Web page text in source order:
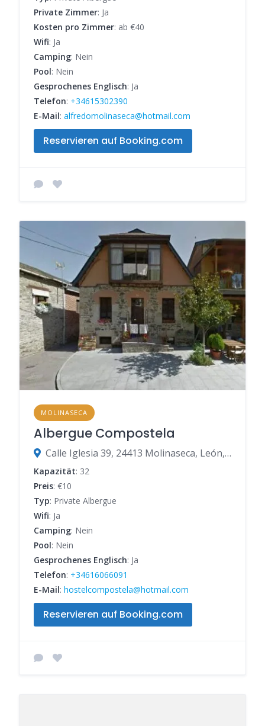
Private Zimmer: Ja
Kosten pro Zimmer: ab €40
Wifi: Ja
Camping: Nein
Pool: Nein
Gesprochenes Englisch: Ja
Telefon: +34615302390
E-Mail: alfredomolinaseca@hotmail.com
Reservieren auf Booking.com
MOLINASECA
Albergue Compostela
Calle Iglesia 39, 24413 Molinaseca, León, Spanien
Kapazität: 32
Preis: €10
Typ: Private Albergue
Wifi: Ja
Camping: Nein
Pool: Nein
Gesprochenes Englisch: Ja
Telefon: +34616066091
E-Mail: hostelcompostela@hotmail.com
Reservieren auf Booking.com